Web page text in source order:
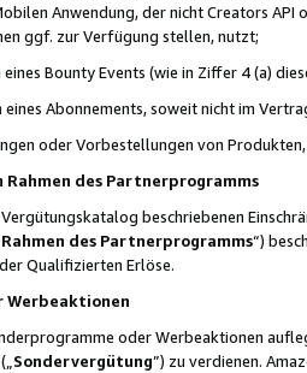
Anwendung, der nicht Creators
ggf. zur Verfügung stellen, nutzt;
Bounty Events (wie in Ziffer 4 (a)
Abonnements, soweit nicht im
oder Vorbestellungen von
des Partnerprogramms
beschriebenen
des Partnerprogramms“)
Qualifizierten Erlöse.
Werbeaktionen
oder Werbeaktionen
Sondervergütung”) zu verdienen.